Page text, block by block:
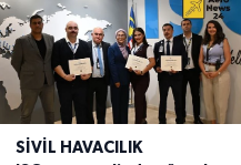
SIVIL HAVACILIK